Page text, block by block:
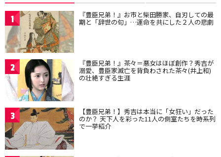
1 『豊臣兄弟！』お市と柴田勝家、自刃しての最
期と「辞世の句」…運命を共にした２人の悲劇
2 『豊臣兄弟！』茶々＝悪女はほぼ創作？秀吉が
溺愛、豊臣家滅亡を背負わされた茶々(井上和)
の壮絶すぎる生涯
3 【豊臣兄弟！】秀吉は本当に「女狂い」だった
のか？ 天下人を彩った11人の側室たちを時系列
で一挙紹介